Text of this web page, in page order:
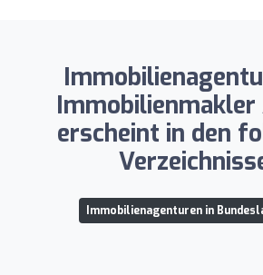
Immobilienmakler
erscheint in den
Immobilienagenturen in